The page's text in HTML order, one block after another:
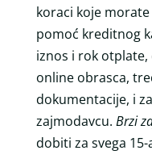
koraci koje
pomoć kreditnog
iznos i rok
online obrasca,
dokumentacije, i
zajmodavcu. Brzi
dobiti za svega